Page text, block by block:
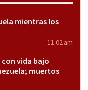
mientras los
11:02 am
con vida bajo
muertos